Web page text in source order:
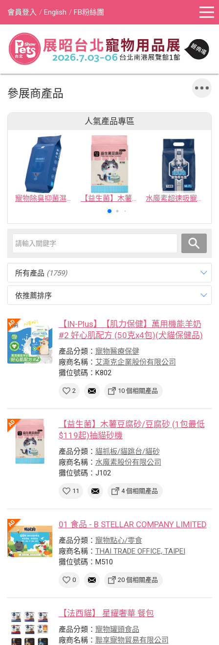
會員登入 English FB粉絲團
參展商產品
人氣產品專區
寵物除臭抑菌濕紙巾／30抽／無味【4包100】 【益生菌】木薯豆腐砂/豆腐砂 (1包最低$119起)抽貓砂機 水魔素超速吸寵物尿布墊買1送1
所有產品 (1759)
依推薦排序
【IN-Plus】【肌力保健】萬用機能羊奶
#2 好心肌配方 (50克x4包)(犬貓保健品)
產品分類： 寵物醫療保健
廠商名稱： 艾澌克企業股份有限公司
攤位號碼：K802
2 10 個相關產品
【益生菌】木薯豆腐砂/豆腐砂 (1包最低
$119起)抽貓砂機
產品分類： 貓抓板/貓跳台/貓砂
廠商名稱： 水魔素股份有限公司
攤位號碼：J102
11 4 個相關產品
01 食品 - B STELLAR COMPANY LIMITED
產品分類： 寵物點心/零食
廠商名稱： THAI TRADE OFFICE, TAIPEI
攤位號碼：M510
0 20 個相關產品
【法西貓】 星耀奢華 餐包
產品分類： 寵物罐頭食品
廠商名稱： 聯享寵物貿易有限公司